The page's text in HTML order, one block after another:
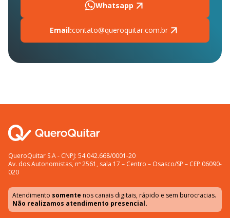
Whatsapp
Email:contato@queroquitar.com.br
QueroQuitar S.A - CNPJ: 54.042.668/0001-20
Av. dos Autonomistas, nº 2561, sala 17 – Centro – Osasco/SP – CEP 06090-
020
Atendimento somente nos canais digitais, rápido e sem burocracias.
Não realizamos atendimento presencial.